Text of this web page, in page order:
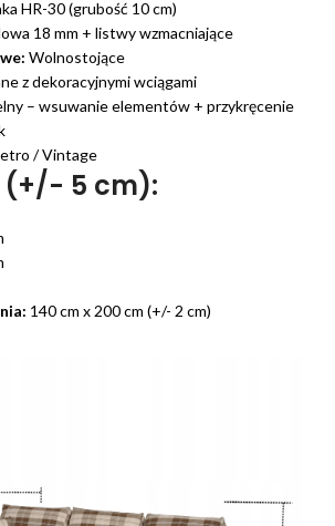
HR-30 (grubość 10 cm)
18 mm + listwy wzmacniające
Wolnostojące
z dekoracyjnymi wciągami
– wsuwanie elementów + przykręcenie
/ Vintage
5 cm):
140 cm x 200 cm (+/- 2 cm)